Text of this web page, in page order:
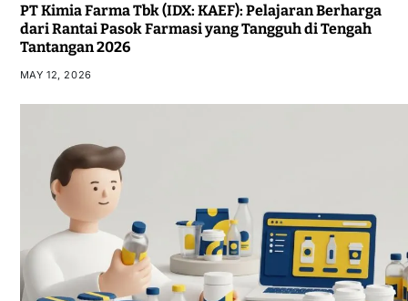
PT Kimia Farma Tbk (IDX: KAEF): Pelajaran Berharga
dari Rantai Pasok Farmasi yang Tangguh di Tengah
Tantangan 2026
MAY 12, 2026